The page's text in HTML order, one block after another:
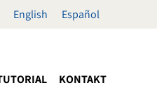
English Español
KONTAKT